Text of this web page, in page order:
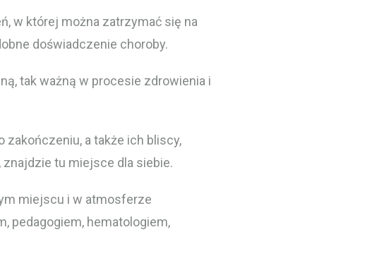
w której można zatrzymać się na
doświadczenie choroby.
tak ważną w procesie zdrowienia i
a także ich bliscy,
znajdzie tu miejsce dla siebie.
miejscu i w atmosferze
pedagogiem, hematologiem,